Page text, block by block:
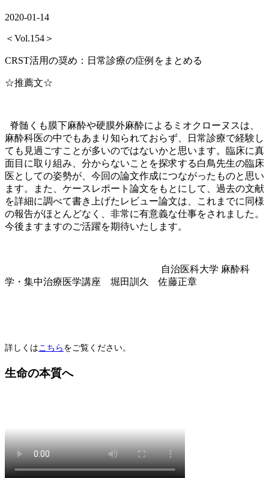
2020-01-14
＜Vol.154＞
CRST活用の奨め：日常診療の症例をまとめる
☆推薦文☆
脊髄くも膜下麻酔や硬膜外麻酔によるミオクローヌスは、
麻酔科医の中でもあまり知られておらず、日常診療で経験し
ても見過ごすことが多いのではないかと思います。臨床に真
面目に取り組み、分からないことを探求する白鳥先生の臨床
医としての姿勢が、今回の論文作成につながったものと思い
ます。また、ケースレポート論文をもとにして、過去の文献
を詳細に調べて書き上げたレビュー論文は、これまでに同様
の報告がほとんどなく、非常に有意義な仕事をされました。
今後ますますのご活躍を期待いたします。
自治医科大学 麻酔科
学・集中治療医学講座 堀田訓久 佐藤正章
詳しくはこちら をご覧ください。
生命の本質へ